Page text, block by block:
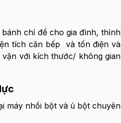
chỉ để cho gia đình, thỉnh
tích căn bếp và tốn điện và
với kích thước/ không gian
máy nhồi bột và ủ bột chuyên